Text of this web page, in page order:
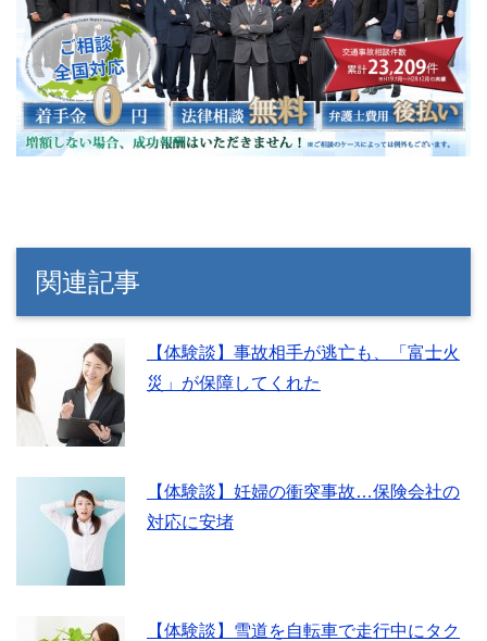
関連記事
【体験談】事故相手が逃亡も、「富士火
災」が保障してくれた
【体験談】妊婦の衝突事故…保険会社の
対応に安堵
【体験談】雪道を自転車で走行中にタク